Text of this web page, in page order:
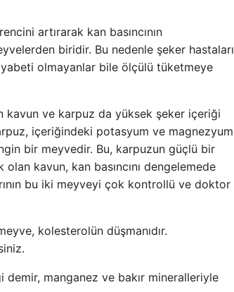
artırarak kan basıncının
biridir. Bu nedenle şeker hastaları
olmayanlar bile ölçülü tüketmeye
kavun ve karpuz da yüksek şeker içeriği
içeriğindeki potasyum ve magnezyum
bir meyvedir. Bu, karpuzun güçlü bir
kavun, kan basıncını dengelemede
bu iki meyveyi çok kontrollü ve doktor
kolesterolün düşmanıdır.
manganez ve bakır mineralleriyle